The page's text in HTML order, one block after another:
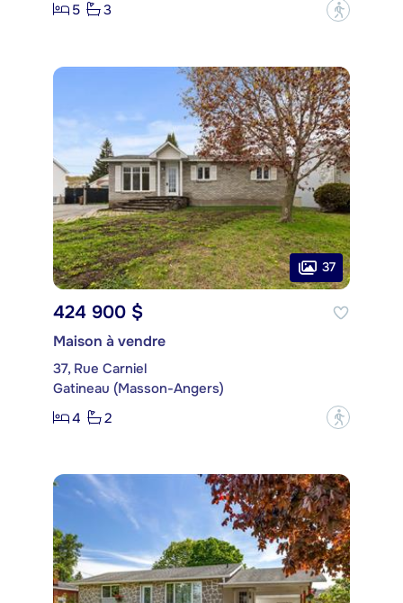
5
3 ?
37
424 900 $
Maison à vendre
37, Rue Carniel
Gatineau (Masson-Angers)
4
2 ?